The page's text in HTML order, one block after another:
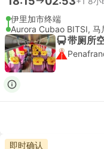
伊里加市终端
Aurora Cubao BITSI, 马
带厕所
即时确认